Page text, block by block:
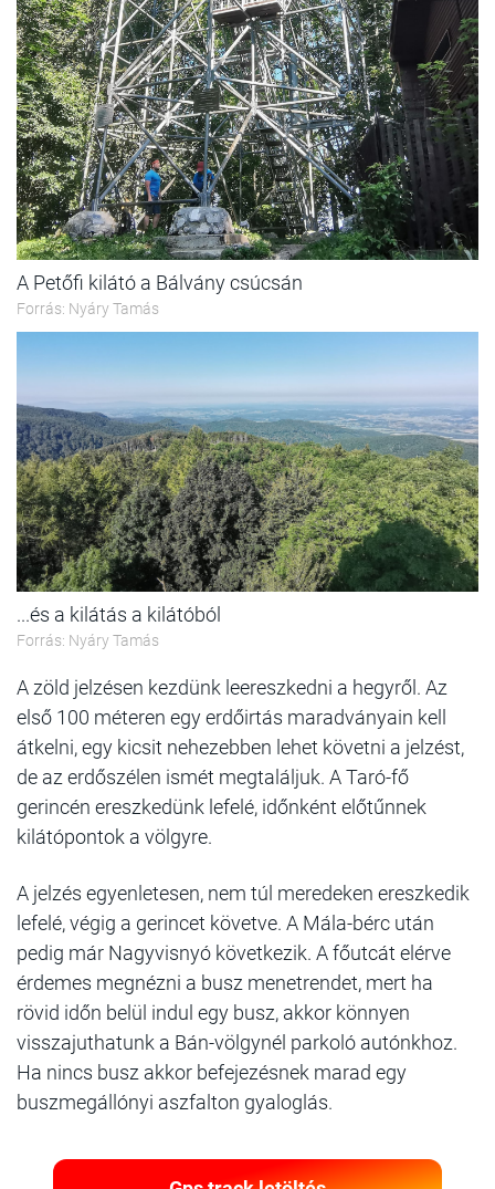
A Petőfi kilátó a Bálvány csúcsán
Forrás: Nyáry Tamás
...és a kilátás a kilátóból
Forrás: Nyáry Tamás
A zöld jelzésen kezdünk leereszkedni a hegyről. Az
első 100 méteren egy erdőirtás maradványain kell
átkelni, egy kicsit nehezebben lehet követni a jelzést,
de az erdőszélen ismét megtaláljuk. A Taró-fő
gerincén ereszkedünk lefelé, időnként előtűnnek
kilátópontok a völgyre.
A jelzés egyenletesen, nem túl meredeken ereszkedik
lefelé, végig a gerincet követve. A Mála-bérc után
pedig már Nagyvisnyó következik. A főutcát elérve
érdemes megnézni a busz menetrendet, mert ha
rövid időn belül indul egy busz, akkor könnyen
visszajuthatunk a Bán-völgynél parkoló autónkhoz.
Ha nincs busz akkor befejezésnek marad egy
buszmegállónyi aszfalton gyaloglás.